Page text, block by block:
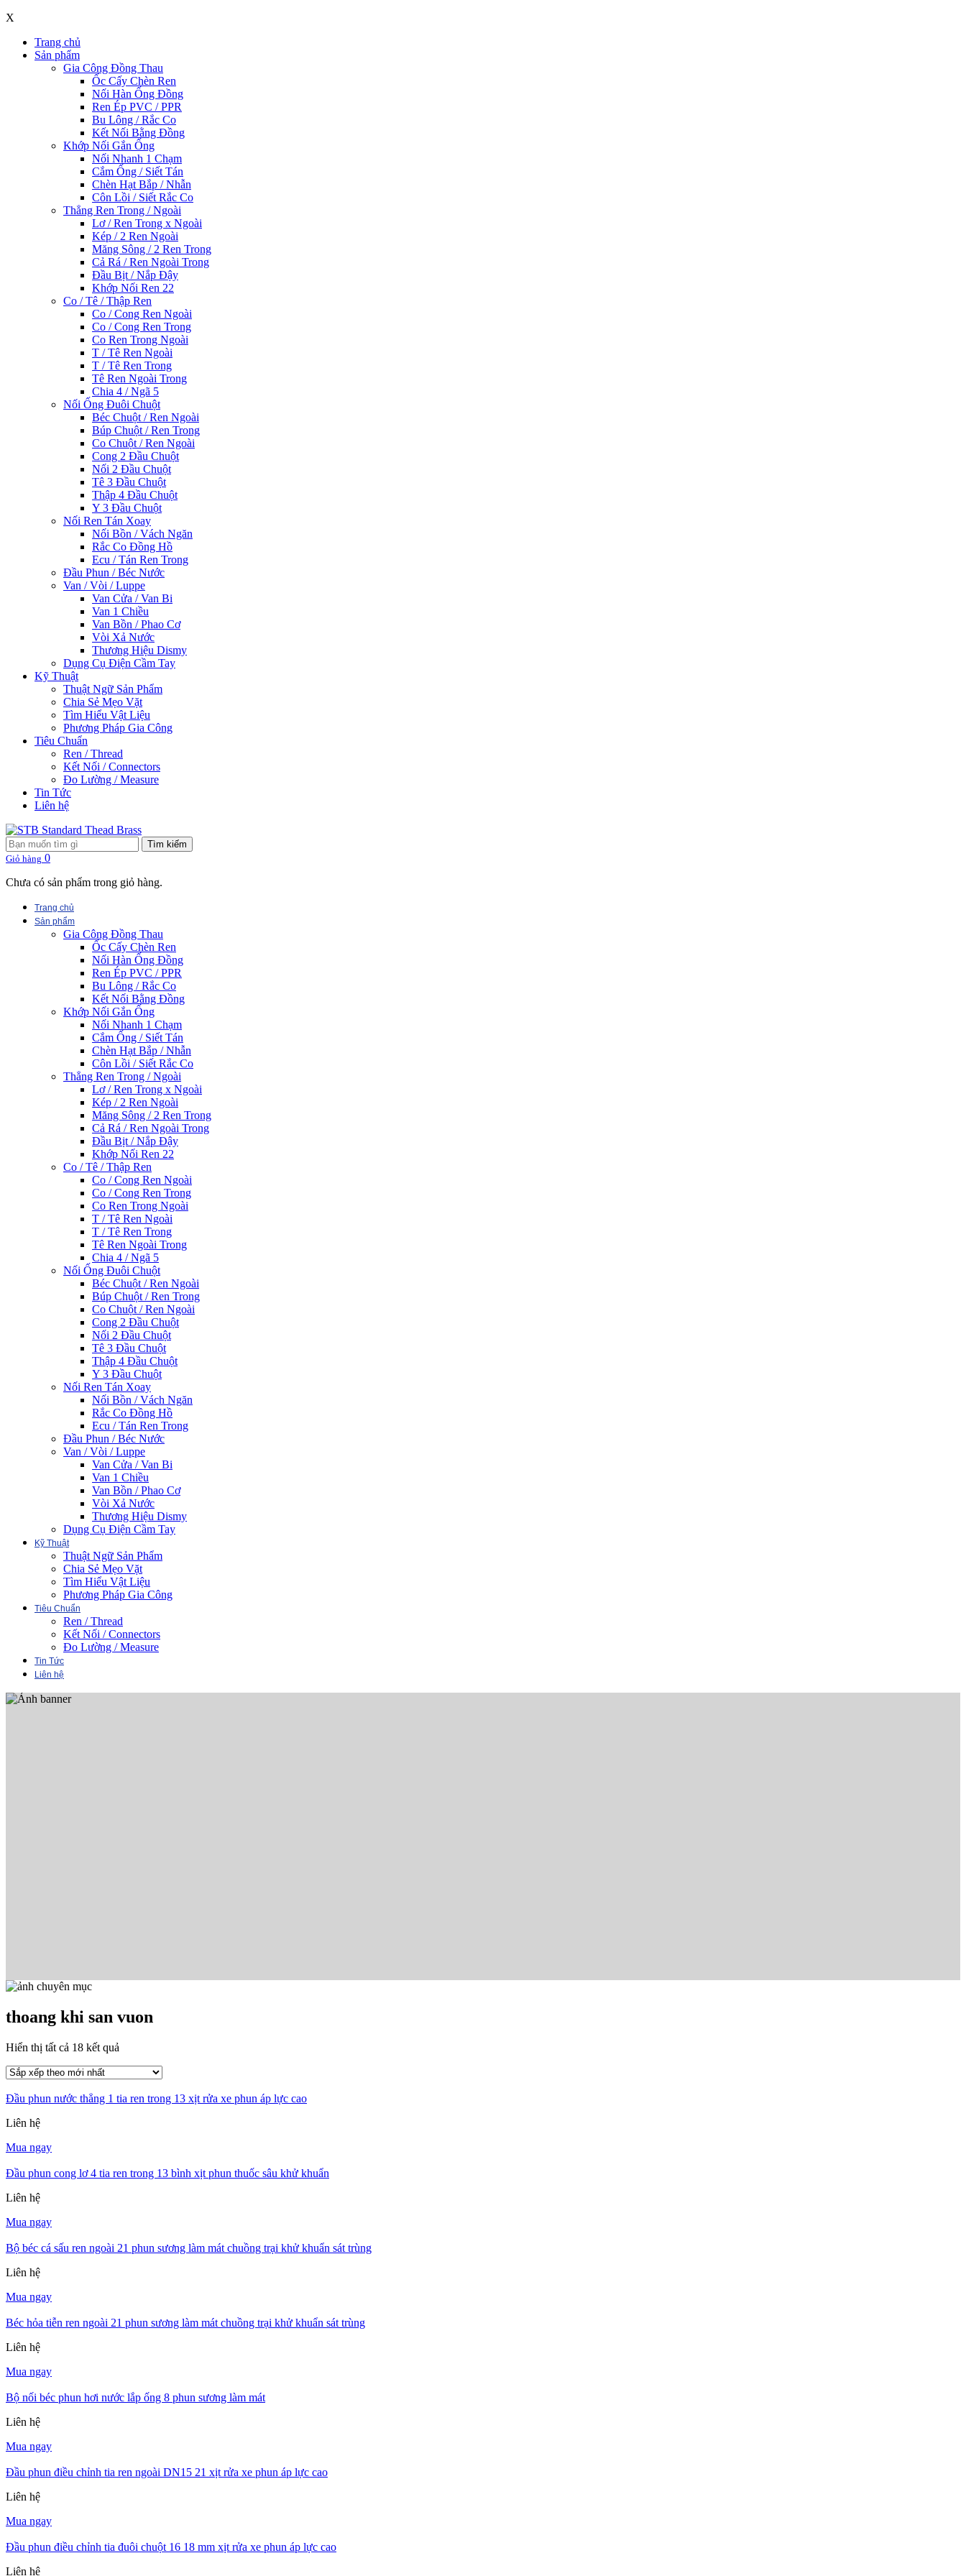
X
Trang chủ
Sản phẩm
Gia Công Đồng Thau
Ốc Cấy Chèn Ren
Nối Hàn Ống Đồng
Ren Ép PVC / PPR
Bu Lông / Rắc Co
Kết Nối Bằng Đồng
Khớp Nối Gắn Ống
Nối Nhanh 1 Chạm
Cắm Ống / Siết Tán
Chèn Hạt Bắp / Nhẫn
Côn Lồi / Siết Rắc Co
Thẳng Ren Trong / Ngoài
Lơ / Ren Trong x Ngoài
Kép / 2 Ren Ngoài
Măng Sông / 2 Ren Trong
Cả Rá / Ren Ngoài Trong
Đầu Bịt / Nắp Đậy
Khớp Nối Ren 22
Co / Tê / Thập Ren
Co / Cong Ren Ngoài
Co / Cong Ren Trong
Co Ren Trong Ngoài
T / Tê Ren Ngoài
T / Tê Ren Trong
Tê Ren Ngoài Trong
Chia 4 / Ngã 5
Nối Ống Đuôi Chuột
Béc Chuột / Ren Ngoài
Búp Chuột / Ren Trong
Co Chuột / Ren Ngoài
Cong 2 Đầu Chuột
Nối 2 Đầu Chuột
Tê 3 Đầu Chuột
Thập 4 Đầu Chuột
Y 3 Đầu Chuột
Nối Ren Tán Xoay
Nối Bồn / Vách Ngăn
Rắc Co Đồng Hồ
Ecu / Tán Ren Trong
Đầu Phun / Béc Nước
Van / Vòi / Luppe
Van Cửa / Van Bi
Van 1 Chiều
Van Bồn / Phao Cơ
Vòi Xả Nước
Thương Hiệu Dismy
Dụng Cụ Điện Cầm Tay
Kỹ Thuật
Thuật Ngữ Sản Phẩm
Chia Sẻ Mẹo Vặt
Tìm Hiểu Vật Liệu
Phương Pháp Gia Công
Tiêu Chuẩn
Ren / Thread
Kết Nối / Connectors
Đo Lường / Measure
Tin Tức
Liên hệ
Tìm kiếm
Giỏ hàng 0
Chưa có sản phẩm trong giỏ hàng.
Trang chủ
Sản phẩm
Gia Công Đồng Thau
Ốc Cấy Chèn Ren
Nối Hàn Ống Đồng
Ren Ép PVC / PPR
Bu Lông / Rắc Co
Kết Nối Bằng Đồng
Khớp Nối Gắn Ống
Nối Nhanh 1 Chạm
Cắm Ống / Siết Tán
Chèn Hạt Bắp / Nhẫn
Côn Lồi / Siết Rắc Co
Thẳng Ren Trong / Ngoài
Lơ / Ren Trong x Ngoài
Kép / 2 Ren Ngoài
Măng Sông / 2 Ren Trong
Cả Rá / Ren Ngoài Trong
Đầu Bịt / Nắp Đậy
Khớp Nối Ren 22
Co / Tê / Thập Ren
Co / Cong Ren Ngoài
Co / Cong Ren Trong
Co Ren Trong Ngoài
T / Tê Ren Ngoài
T / Tê Ren Trong
Tê Ren Ngoài Trong
Chia 4 / Ngã 5
Nối Ống Đuôi Chuột
Béc Chuột / Ren Ngoài
Búp Chuột / Ren Trong
Co Chuột / Ren Ngoài
Cong 2 Đầu Chuột
Nối 2 Đầu Chuột
Tê 3 Đầu Chuột
Thập 4 Đầu Chuột
Y 3 Đầu Chuột
Nối Ren Tán Xoay
Nối Bồn / Vách Ngăn
Rắc Co Đồng Hồ
Ecu / Tán Ren Trong
Đầu Phun / Béc Nước
Van / Vòi / Luppe
Van Cửa / Van Bi
Van 1 Chiều
Van Bồn / Phao Cơ
Vòi Xả Nước
Thương Hiệu Dismy
Dụng Cụ Điện Cầm Tay
Kỹ Thuật
Thuật Ngữ Sản Phẩm
Chia Sẻ Mẹo Vặt
Tìm Hiểu Vật Liệu
Phương Pháp Gia Công
Tiêu Chuẩn
Ren / Thread
Kết Nối / Connectors
Đo Lường / Measure
Tin Tức
Liên hệ
thoang khi san vuon
Hiển thị tất cả 18 kết quả
mới
Đầu phun nước thẳng 1 tia ren trong 13 xịt rửa xe phun áp lực cao
Liên hệ
Mua ngay
Đầu phun cong lơ 4 tia ren trong 13 bình xịt phun thuốc sâu khử khuẩn
Liên hệ
Mua ngay
Bộ béc cá sấu ren ngoài 21 phun sương làm mát chuồng trại khử khuẩn sát trùng
Liên hệ
Mua ngay
Béc hỏa tiễn ren ngoài 21 phun sương làm mát chuồng trại khử khuẩn sát trùng
Liên hệ
Mua ngay
Bộ nối béc phun hơi nước lắp ống 8 phun sương làm mát
Liên hệ
Mua ngay
Đầu phun điều chỉnh tia ren ngoài DN15 21 xịt rửa xe phun áp lực cao
Liên hệ
Mua ngay
Đầu phun điều chỉnh tia đuôi chuột 16 18 mm xịt rửa xe phun áp lực cao
Liên hệ